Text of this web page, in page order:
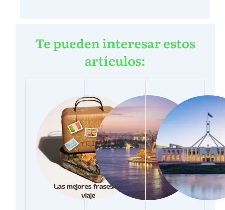
Te pueden interesar estos
artículos: